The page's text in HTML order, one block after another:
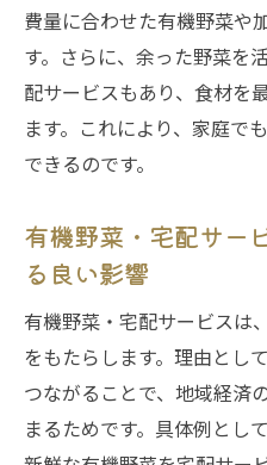
費量に合わせた有機野菜や
す。さらに、余った野菜を
配サービスもあり、食材を
ます。これにより、家庭で
できるのです。
有機野菜・宅配サー
る良い影響
有機野菜・宅配サービスは
をもたらします。理由とし
つながることで、地域経済
まるためです。具体例とし